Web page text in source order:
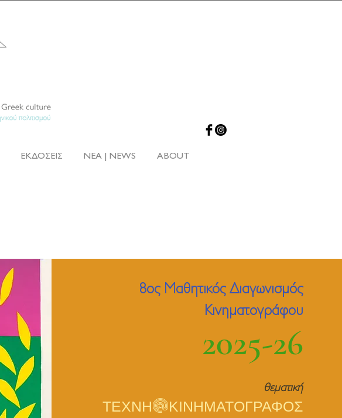
ΕΚΔΟΣΕΙΣ NEA | NEWS ABOUT
8ος Μαθητικός Διαγωνισμός
Κινηματογράφου
2025-26
θεματική
ΤΕΧΝΗ@ΚΙΝΗΜΑΤΟΓΡΑΦΟΣ